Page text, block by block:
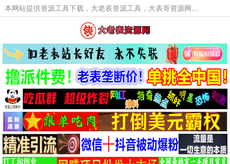
本网站提供资源工具下载，大老表资源工具，大表哥资源网软件工具，大老表资源下载，活动线报福利资源分享,活动线报，大型网游经典游戏，网络热门技术游戏辅助交流与分享。